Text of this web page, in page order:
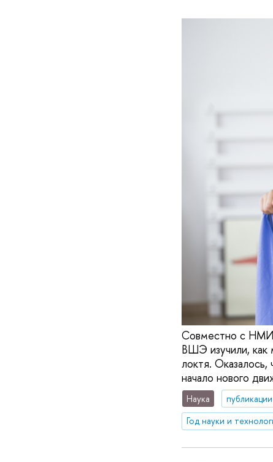
Совместно с
ВШЭ изучили, как
локтя.
начало нового
Наука публикации
Год науки и